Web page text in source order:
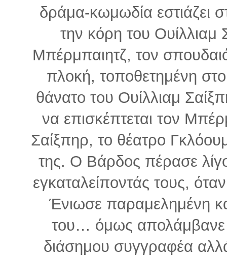
δράμα-κωμωδία εστιάζει
την κόρη του Ουίλλιαμ
Μπέρμπαιητζ, τον
πλοκή, τοποθετημένη
θάνατο του Ουίλλιαμ
να επισκέπτεται τον
Σαίξπηρ, το θέατρο
της. Ο Βάρδος πέρασε
εγκαταλείποντάς τους,
Ένιωσε παραμελημένη
του… όμως απολάμβανε
διάσημου συγγραφέα αλλά